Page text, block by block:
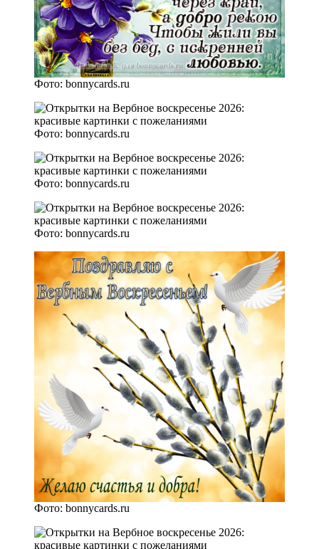
Фото: bonnycards.ru
Фото: bonnycards.ru
Фото: bonnycards.ru
Фото: bonnycards.ru
Фото: bonnycards.ru